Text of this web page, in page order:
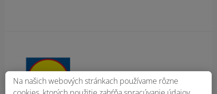
Na našich webových stránkach používame rôzne